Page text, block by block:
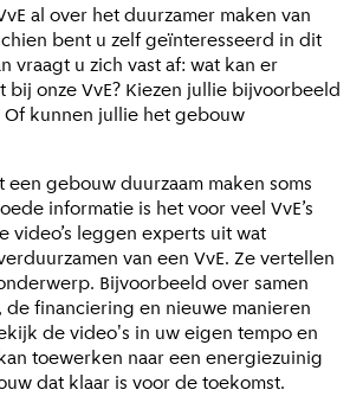
al over het duurzamer maken van
bent u zelf geïnteresseerd in dit
vraagt u zich vast af: wat kan er
bij onze VvE? Kiezen jullie bijvoorbeeld
Of kunnen jullie het gebouw
gebouw duurzaam maken soms
informatie is het voor veel VvE’s
video’s leggen experts uit wat
van een VvE. Ze vertellen
Bijvoorbeeld over samen
de financiering en nieuwe manieren
de video's in uw eigen tempo en
toewerken naar een energiezuinig
dat klaar is voor de toekomst.